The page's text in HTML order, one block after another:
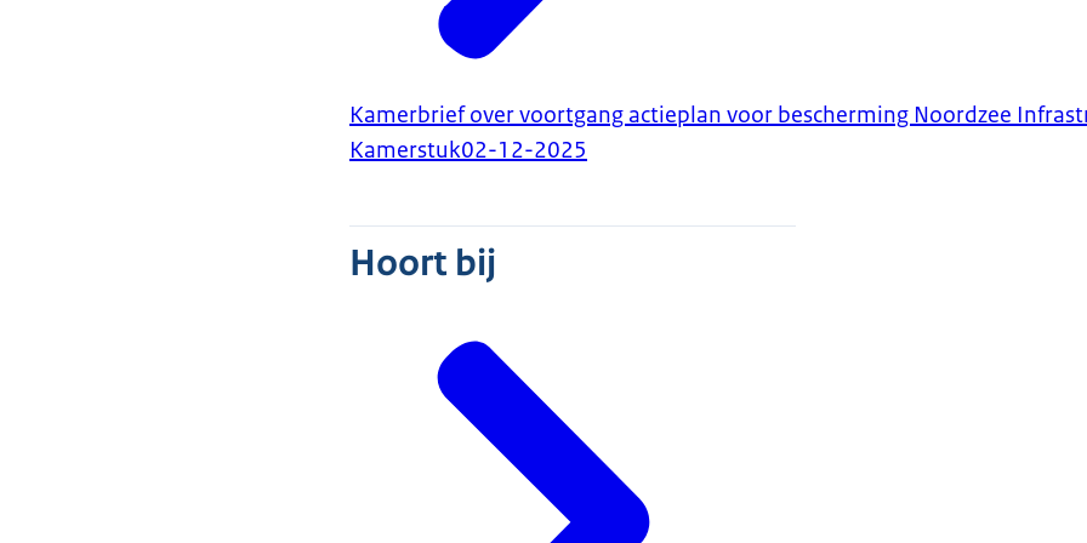
Kamerbrief over voortgang actieplan voor bescherming Noordzee
Kamerstuk02-12-2025
Hoort bij